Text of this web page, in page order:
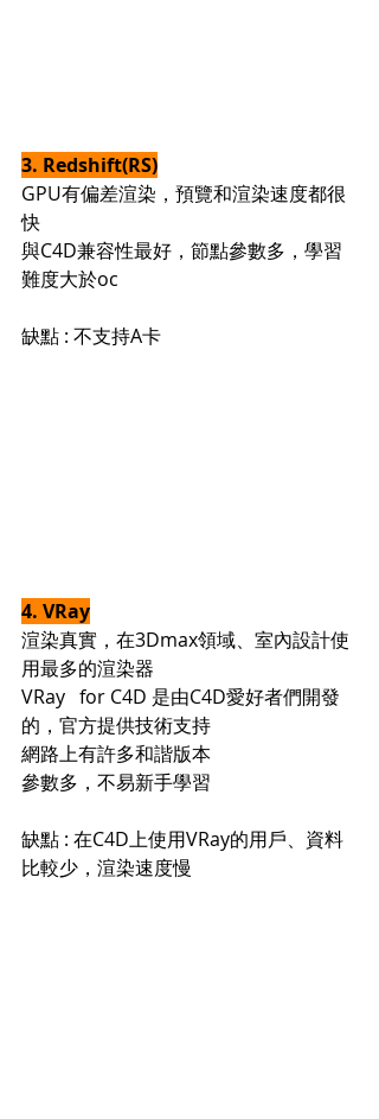
3. Redshift(RS)
GPU有偏差渲染，預覽和渲染速度都很
快
與C4D兼容性最好，節點參數多，學習
難度大於oc
缺點 : 不支持A卡
4. VRay
渲染真實，在3Dmax領域、室內設計使
用最多的渲染器
VRay   for C4D 是由C4D愛好者們開發
的，官方提供技術支持
網路上有許多和諧版本
參數多，不易新手學習
缺點 : 在C4D上使用VRay的用戶、資料
比較少，渲染速度慢